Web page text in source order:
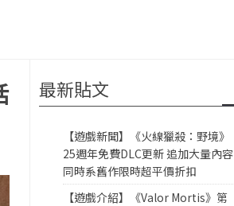
最新貼文
【遊戲新聞】《火線獵殺：野境》
25週年免費DLC更新 追加大量內容
同時系舊作限時超平價折扣
【遊戲介紹】《Valor Mortis》第